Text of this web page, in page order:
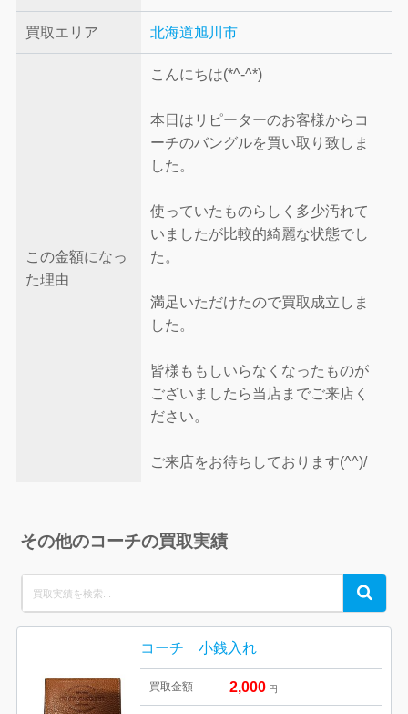
買取エリア 北海道旭川市
この金額になっ
た理由
こんにちは(*^-^*)
本日はリピーターのお客様からコ
ーチのバングルを買い取り致しま
した。
使っていたものらしく多少汚れて
いましたが比較的綺麗な状態でし
た。
満足いただけたので買取成立しま
した。
皆様ももしいらなくなったものが
ございましたら当店までご来店く
ださい。
ご来店をお待ちしております(^^)/
その他のコーチの買取実績
for:
Search
コーチ 小銭入れ
買取金額 2,000 円